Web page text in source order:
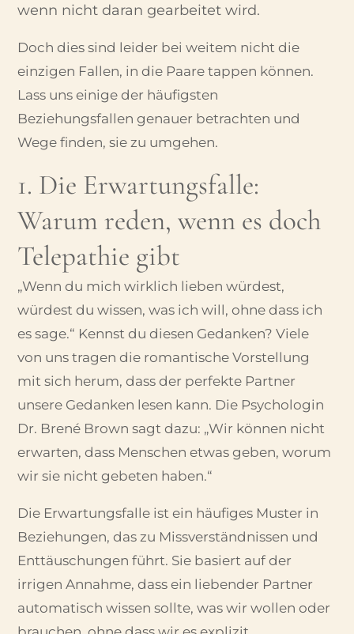
wenn nicht daran gearbeitet wird.
Doch dies sind leider bei weitem nicht die
einzigen Fallen, in die Paare tappen können.
Lass uns einige der häufigsten
Beziehungsfallen genauer betrachten und
Wege finden, sie zu umgehen.
1. Die Erwartungsfalle:
Warum reden, wenn es doch
Telepathie gibt
„Wenn du mich wirklich lieben würdest,
würdest du wissen, was ich will, ohne dass ich
es sage.“ Kennst du diesen Gedanken? Viele
von uns tragen die romantische Vorstellung
mit sich herum, dass der perfekte Partner
unsere Gedanken lesen kann. Die Psychologin
Dr. Brené Brown sagt dazu: „Wir können nicht
erwarten, dass Menschen etwas geben, worum
wir sie nicht gebeten haben.“
Die Erwartungsfalle ist ein häufiges Muster in
Beziehungen, das zu Missverständnissen und
Enttäuschungen führt. Sie basiert auf der
irrigen Annahme, dass ein liebender Partner
automatisch wissen sollte, was wir wollen oder